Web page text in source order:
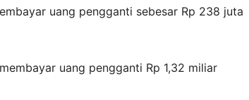
uang pengganti sebesar Rp 238 juta
uang pengganti Rp 1,32 miliar